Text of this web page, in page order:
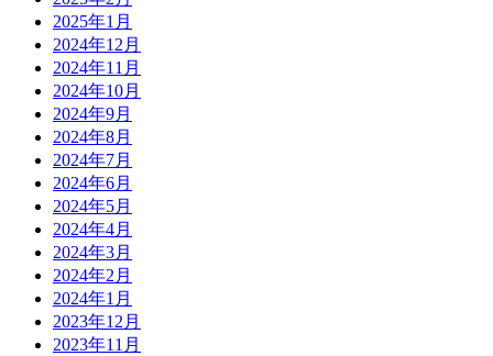
2025年1月
2024年12月
2024年11月
2024年10月
2024年9月
2024年8月
2024年7月
2024年6月
2024年5月
2024年4月
2024年3月
2024年2月
2024年1月
2023年12月
2023年11月